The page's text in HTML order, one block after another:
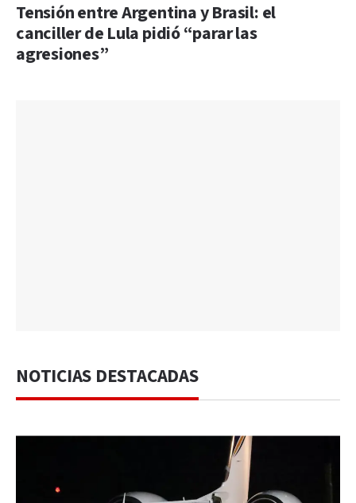
Tensión entre Argentina y Brasil: el
canciller de Lula pidió “parar las
agresiones”
NOTICIAS DESTACADAS